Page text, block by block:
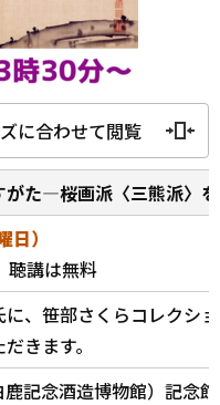
に合わせて閲覧
がた―桜画派〈三熊派〉
）
聴講は無料
、笹部さくらコレクシ
きます。
鹿記念酒造博物館）記